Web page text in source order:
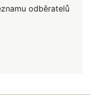
odběratelů